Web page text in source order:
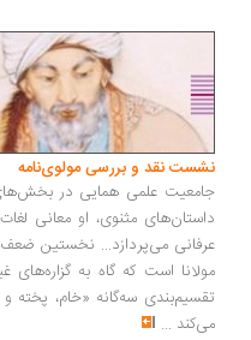
نشست نقد و بررسی مولوی‌نامه
جامعیت علمی همایی در
داستان‌های مثنوی، او معانی
عرفانی می‌پردازد... نخستین
مولانا است که گاه به گزاره‌های
تقسیم‌بندی سه‌گانه «خام، پخته
می‌کند ...